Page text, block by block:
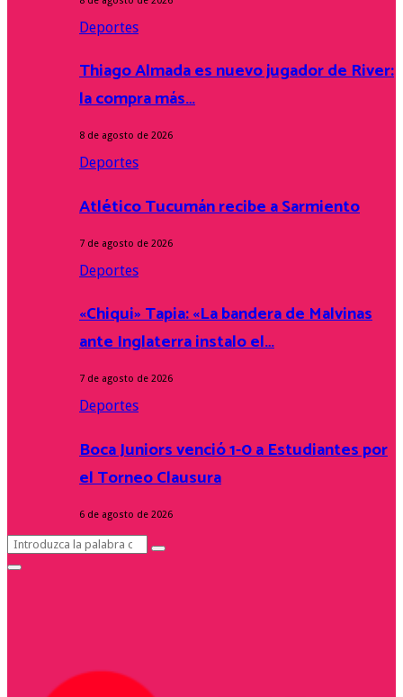
Deportes
Thiago Almada es nuevo jugador de River:
la compra más…
8 de agosto de 2026
Deportes
Atlético Tucumán recibe a Sarmiento
7 de agosto de 2026
Deportes
«Chiqui» Tapia: «La bandera de Malvinas
ante Inglaterra instalo el…
7 de agosto de 2026
Deportes
Boca Juniors venció 1-0 a Estudiantes por
el Torneo Clausura
6 de agosto de 2026
Search
for:
Search
Facebook
Twitter
Instagram
Youtube
Primary